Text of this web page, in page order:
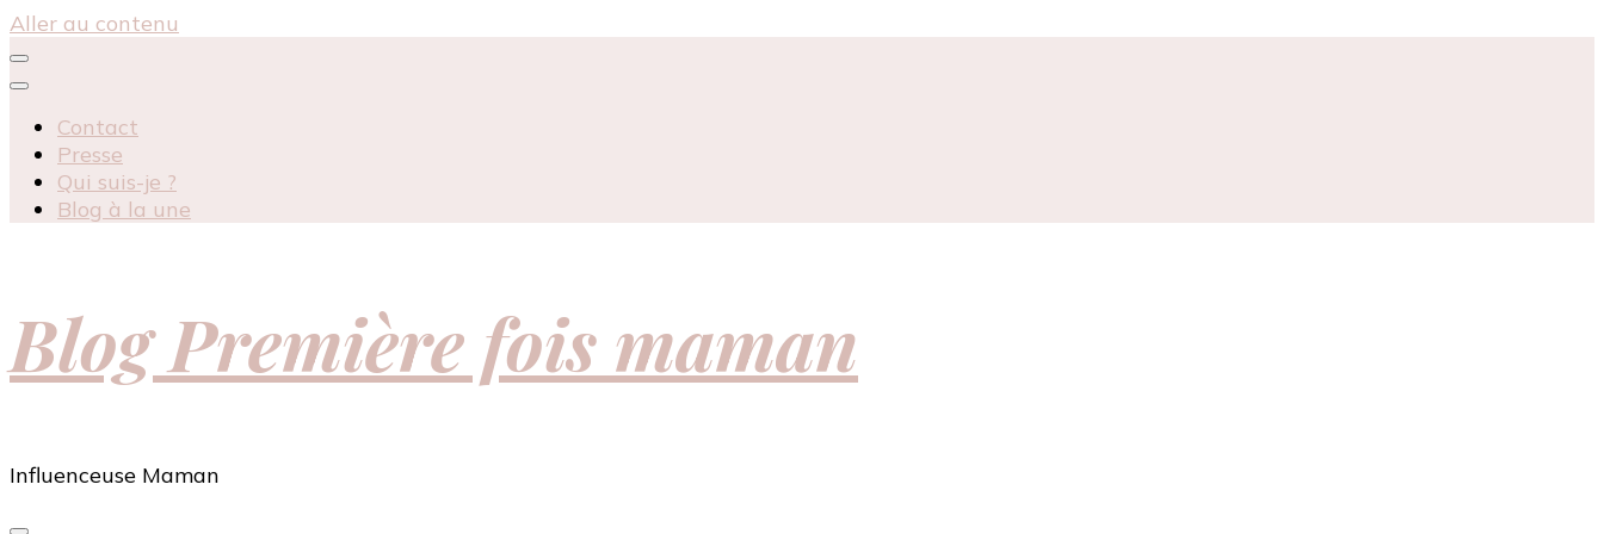
Aller au contenu
Contact
Presse
Qui suis-je ?
Blog à la une
Blog Première fois maman
Influenceuse Maman